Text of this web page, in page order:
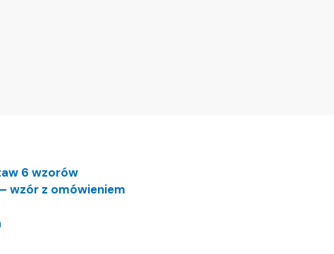
6 wzorów
wzór z omówieniem